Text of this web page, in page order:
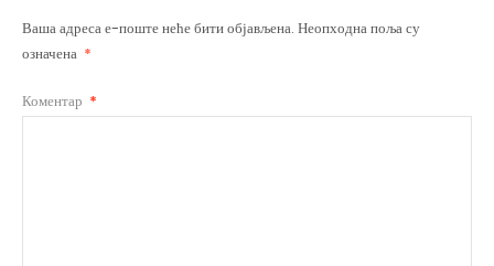
Ваша адреса е-поште неће бити објављена. Неопходна поља су
означена *
Коментар *